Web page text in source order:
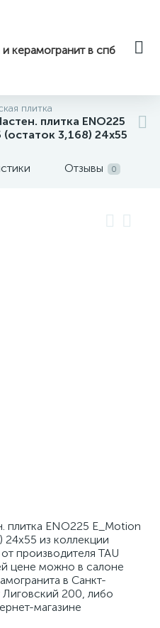
керамогранит в спб
плитка
плитка ENO225
(остаток 3,168) 24x55
Отзывы 0
плитка ENO225 E_Motion
24x55 из коллекции
TAU
цене можно в салоне
в Санкт-
Лиговский 200, либо
магазине